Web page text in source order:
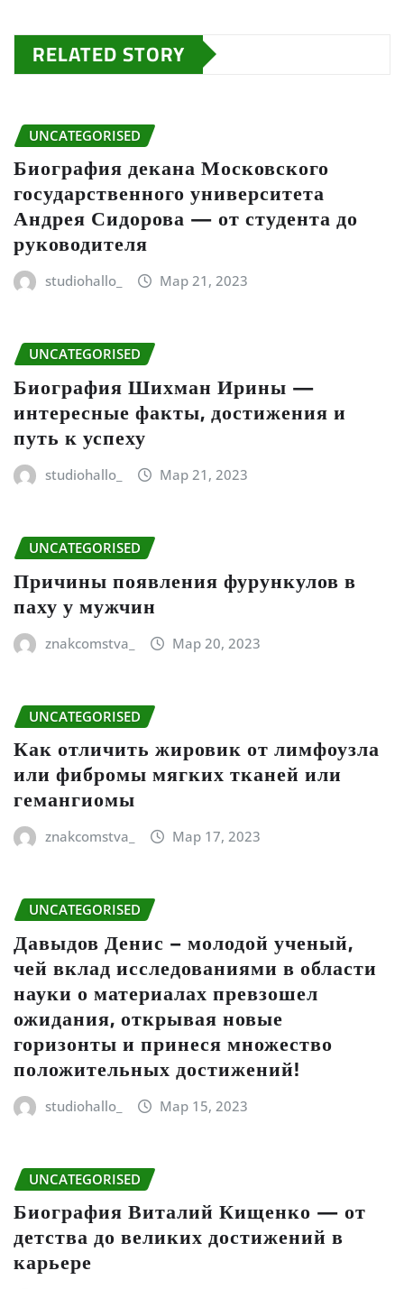
RELATED STORY
UNCATEGORISED
Биография декана Московского
государственного университета
Андрея Сидорова — от студента до
руководителя
studiohallo_ Мар 21, 2023
UNCATEGORISED
Биография Шихман Ирины —
интересные факты, достижения и
путь к успеху
studiohallo_ Мар 21, 2023
UNCATEGORISED
Причины появления фурункулов в
паху у мужчин
znakcomstva_ Мар 20, 2023
UNCATEGORISED
Как отличить жировик от лимфоузла
или фибромы мягких тканей или
гемангиомы
znakcomstva_ Мар 17, 2023
UNCATEGORISED
Давыдов Денис – молодой ученый,
чей вклад исследованиями в области
науки о материалах превзошел
ожидания, открывая новые
горизонты и принеся множество
положительных достижений!
studiohallo_ Мар 15, 2023
UNCATEGORISED
Биография Виталий Кищенко — от
детства до великих достижений в
карьере